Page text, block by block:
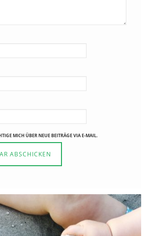
MICH ÜBER NEUE BEITRÄGE VIA E-MAIL.